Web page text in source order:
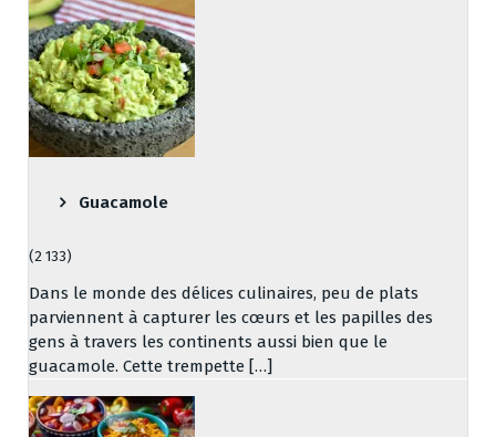
Guacamole
(2 133)
Dans le monde des délices culinaires, peu de plats
parviennent à capturer les cœurs et les papilles des
gens à travers les continents aussi bien que le
guacamole. Cette trempette […]